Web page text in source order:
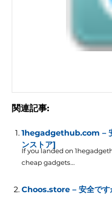
関連記事:
1hegadgethub.com –
ンストア]
If you landed on
cheap gadgets...
Choos.store – 安全です